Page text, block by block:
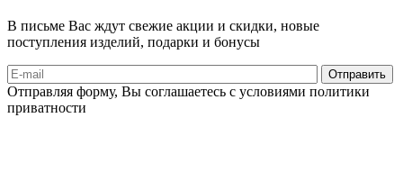
В письме Вас ждут свежие акции и скидки, новые
поступления изделий, подарки и бонусы
Отправляя форму, Вы соглашаетесь с условиями политики
приватности